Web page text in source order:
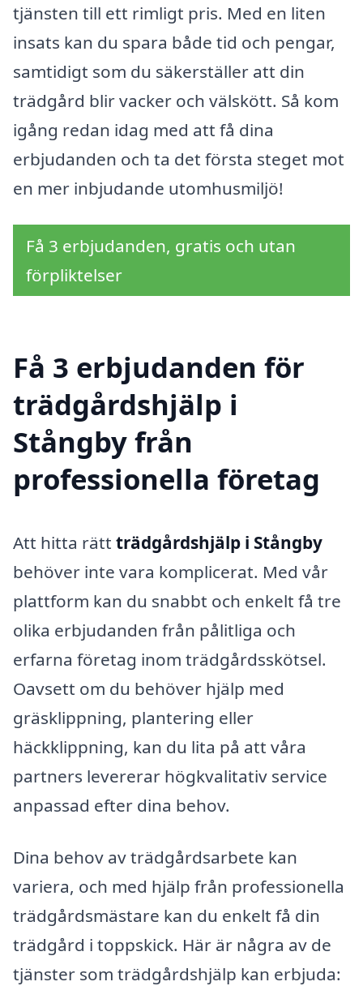
tjänsten till ett rimligt pris. Med en liten
insats kan du spara både tid och pengar,
samtidigt som du säkerställer att din
trädgård blir vacker och välskött. Så kom
igång redan idag med att få dina
erbjudanden och ta det första steget mot
en mer inbjudande utomhusmiljö!
Få 3 erbjudanden, gratis och utan
förpliktelser
Få 3 erbjudanden för
trädgårdshjälp i
Stångby från
professionella företag
Att hitta rätt trädgårdshjälp i Stångby
behöver inte vara komplicerat. Med vår
plattform kan du snabbt och enkelt få tre
olika erbjudanden från pålitliga och
erfarna företag inom trädgårdsskötsel.
Oavsett om du behöver hjälp med
gräsklippning, plantering eller
häckklippning, kan du lita på att våra
partners levererar högkvalitativ service
anpassad efter dina behov.
Dina behov av trädgårdsarbete kan
variera, och med hjälp från professionella
trädgårdsmästare kan du enkelt få din
trädgård i toppskick. Här är några av de
tjänster som trädgårdshjälp kan erbjuda: